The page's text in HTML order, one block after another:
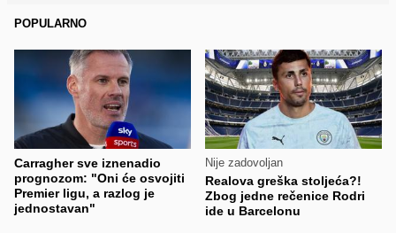
POPULARNO
Carragher sve iznenadio
prognozom: "Oni će osvojiti
Premier ligu, a razlog je
jednostavan"
Nije zadovoljan
Realova greška stoljeća?!
Zbog jedne rečenice Rodri
ide u Barcelonu